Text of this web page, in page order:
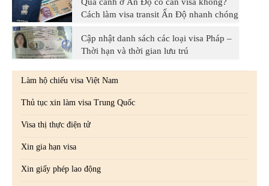
Cách làm visa transit Ấn Độ nhanh chóng
Cập nhật danh sách các loại visa Pháp –
Thời hạn và thời gian lưu trú
Làm hộ chiếu visa Việt Nam
Thủ tục xin làm visa Trung Quốc
Visa thị thực điện tử
Xin gia hạn visa
Xin giấy phép lao động